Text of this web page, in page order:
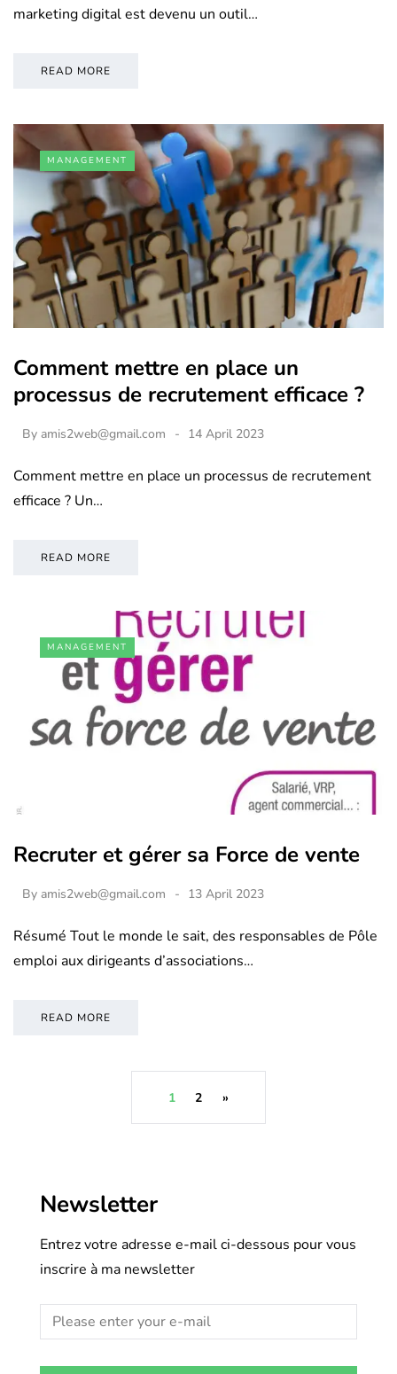
marketing digital est devenu un outil…
READ MORE
MANAGEMENT
Comment mettre en place un
processus de recrutement efficace ?
By amis2web@gmail.com 14 April 2023
Comment mettre en place un processus de recrutement
efficace ? Un…
READ MORE
MANAGEMENT
Recruter et gérer sa Force de vente
By amis2web@gmail.com 13 April 2023
Résumé Tout le monde le sait, des responsables de Pôle
emploi aux dirigeants d’associations…
READ MORE
1 2 »
Newsletter
Entrez votre adresse e-mail ci-dessous pour vous
inscrire à ma newsletter